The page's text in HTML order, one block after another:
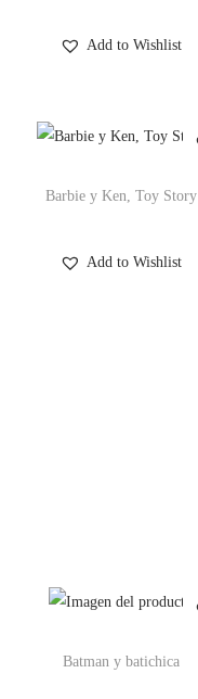
Add to Wishlist
Barbie y Ken, Toy Story
Add to Wishlist
Batman y batichica